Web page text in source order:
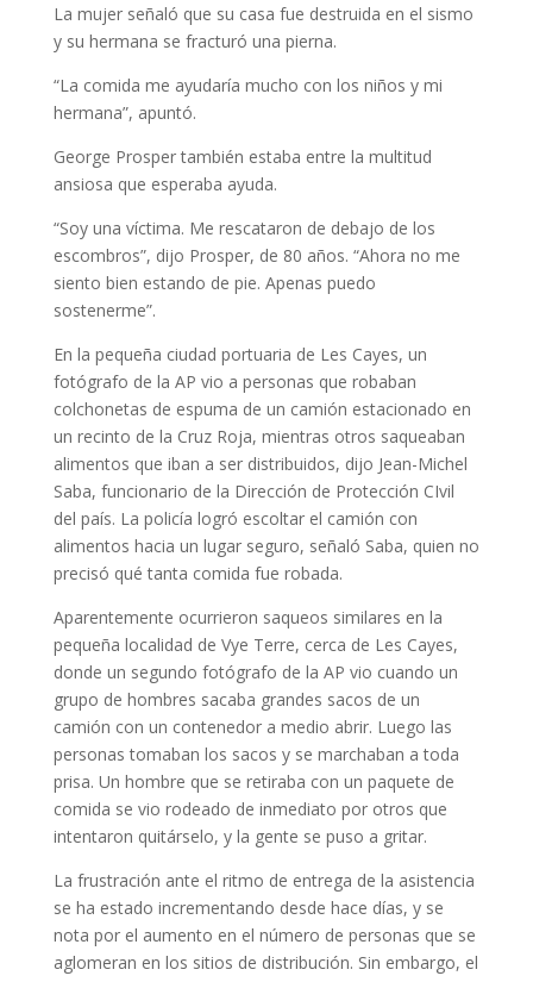
La mujer señaló que su casa fue destruida en el sismo
y su hermana se fracturó una pierna.
“La comida me ayudaría mucho con los niños y mi
hermana”, apuntó.
George Prosper también estaba entre la multitud
ansiosa que esperaba ayuda.
“Soy una víctima. Me rescataron de debajo de los
escombros”, dijo Prosper, de 80 años. “Ahora no me
siento bien estando de pie. Apenas puedo
sostenerme”.
En la pequeña ciudad portuaria de Les Cayes, un
fotógrafo de la AP vio a personas que robaban
colchonetas de espuma de un camión estacionado en
un recinto de la Cruz Roja, mientras otros saqueaban
alimentos que iban a ser distribuidos, dijo Jean-Michel
Saba, funcionario de la Dirección de Protección CIvil
del país. La policía logró escoltar el camión con
alimentos hacia un lugar seguro, señaló Saba, quien no
precisó qué tanta comida fue robada.
Aparentemente ocurrieron saqueos similares en la
pequeña localidad de Vye Terre, cerca de Les Cayes,
donde un segundo fotógrafo de la AP vio cuando un
grupo de hombres sacaba grandes sacos de un
camión con un contenedor a medio abrir. Luego las
personas tomaban los sacos y se marchaban a toda
prisa. Un hombre que se retiraba con un paquete de
comida se vio rodeado de inmediato por otros que
intentaron quitárselo, y la gente se puso a gritar.
La frustración ante el ritmo de entrega de la asistencia
se ha estado incrementando desde hace días, y se
nota por el aumento en el número de personas que se
aglomeran en los sitios de distribución. Sin embargo, el